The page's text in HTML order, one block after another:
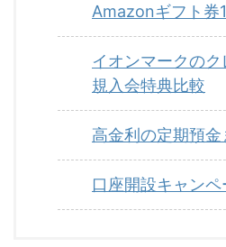
Amazonギフト券
イオンマークの
規入会特典比較
高金利の定期預金
口座開設キャン